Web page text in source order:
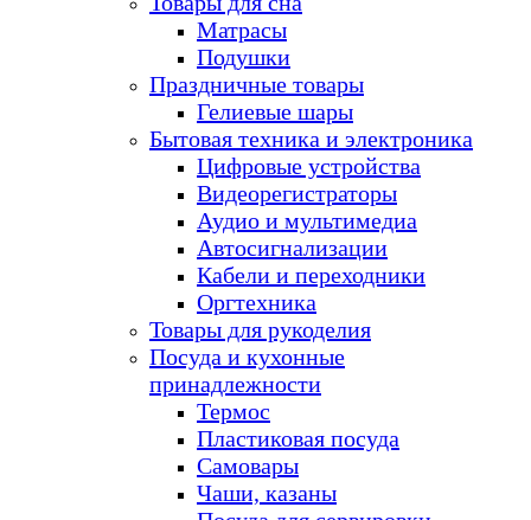
Матрасы
Подушки
Праздничные товары
Гелиевые шары
Бытовая техника и электроника
Цифровые устройства
Видеорегистраторы
Аудио и мультимедиа
Автосигнализации
Кабели и переходники
Оргтехника
Товары для рукоделия
Посуда и кухонные
принадлежности
Термос
Пластиковая посуда
Самовары
Чаши, казаны